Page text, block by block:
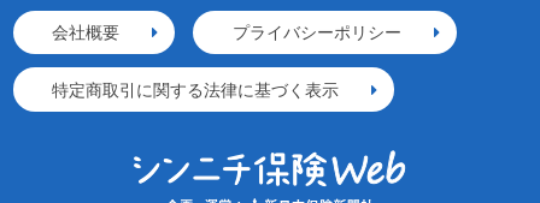
会社概要 プライバシーポリシー
特定商取引に関する法律に基づく表示